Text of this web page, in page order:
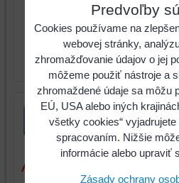
Aktuálne ceny sú
Predvoľby
Cookies používame na
webovej stránky,
zhromažďovanie údajov o jej
môžeme použiť nástroje a
zhromaždené údaje sa môžu
EÚ, USA alebo iných
všetky cookies“
spracovaním. Nižšie
informácie alebo upraviť
Zásady ochrany